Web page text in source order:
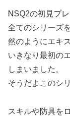
NSQ2の初見プ
全てのシリーズ
然のようにエキ
いきなり最初の
しまいました。
そうだよこのシ
スキルや防具を